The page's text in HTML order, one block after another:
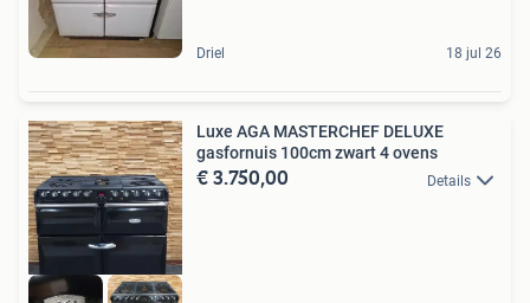
Driel 18 jul 26
Luxe AGA MASTERCHEF DELUXE
gasfornuis 100cm zwart 4 ovens
€ 3.750,00 Details